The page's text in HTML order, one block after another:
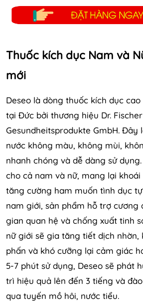
Thuốc kích dục Nam và
mới
Deseo là dòng thuốc kích dục
tại Đức bởi thương hiệu Dr. Fischer
Gesundheitsprodukte GmbH. Đây
nước không màu, không mùi,
nhanh chóng và dễ dàng sử
cho cả nam và nữ, mang lại
tăng cường ham muốn tình dục
nam giới, sản phẩm hỗ trợ cương
gian quan hệ và chống xuất tinh
nữ giới sẽ gia tăng tiết dịch nhờn,
phấn và khó cưỡng lại cảm giác
5-7 phút sử dụng, Deseo sẽ phát
trì hiệu quả lên đến 3 tiếng và
qua tuyến mồ hôi, nước tiểu.